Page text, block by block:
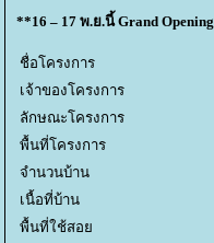
**16 – 17 พ.ย.นี้ Grand
ชื่อโครงการ
เจ้าของโครงการ
ลักษณะโครงการ
พื้นที่โครงการ
จำนวนบ้าน
เนื้อที่บ้าน
พื้นที่ใช้สอ